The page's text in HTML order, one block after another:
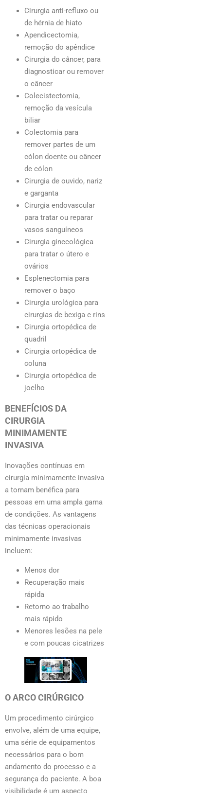
Cirurgia anti-refluxo ou
de hérnia de hiato
Apendicectomia,
remoção do apêndice
Cirurgia do câncer, para
diagnosticar ou remover
o câncer
Colecistectomia,
remoção da vesícula
biliar
Colectomia para
remover partes de um
cólon doente ou câncer
de cólon
Cirurgia de ouvido, nariz
e garganta
Cirurgia endovascular
para tratar ou reparar
vasos sanguíneos
Cirurgia ginecológica
para tratar o útero e
ovários
Esplenectomia para
remover o baço
Cirurgia urológica para
cirurgias de bexiga e rins
Cirurgia ortopédica de
quadril
Cirurgia ortopédica de
coluna
Cirurgia ortopédica de
joelho
BENEFÍCIOS DA
CIRURGIA
MINIMAMENTE
INVASIVA
Inovações contínuas em
cirurgia minimamente invasiva
a tornam benéfica para
pessoas em uma ampla gama
de condições. As vantagens
das técnicas operacionais
minimamente invasivas
incluem:
Menos dor
Recuperação mais
rápida
Retorno ao trabalho
mais rápido
Menores lesões na pele
e com poucas cicatrizes
O ARCO CIRÚRGICO
Um procedimento cirúrgico
envolve, além de uma equipe,
uma série de equipamentos
necessários para o bom
andamento do processo e a
segurança do paciente. A boa
visibilidade é um aspecto